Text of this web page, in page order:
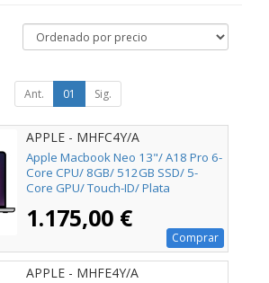
Ant. 01 Sig.
APPLE - MHFC4Y/A
Apple Macbook Neo 13"/ A18 Pro 6-
Core CPU/ 8GB/ 512GB SSD/ 5-
Core GPU/ Touch-ID/ Plata
1.175,00 €
Comprar
APPLE - MHFE4Y/A